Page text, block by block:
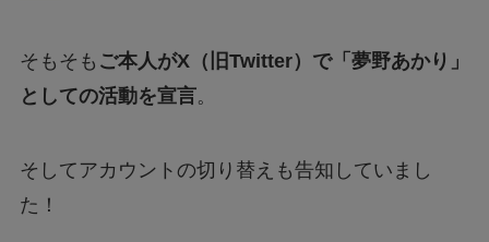
そもそも ご本人がX（旧Twitter）で「夢野あかり」
としての活動を宣言。
そしてアカウントの切り替えも告知していまし
た！